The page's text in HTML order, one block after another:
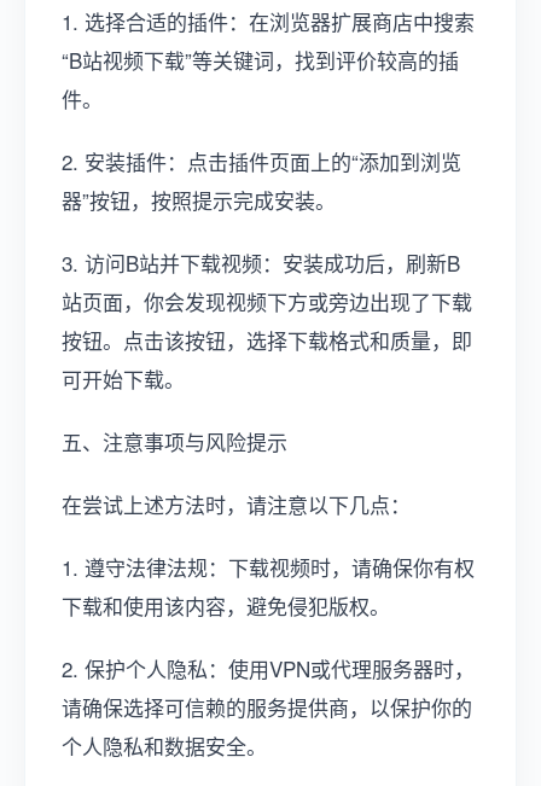
1. 选择合适的插件：在浏览器扩展商店中搜索
“B站视频下载”等关键词，找到评价较高的插
件。
2. 安装插件：点击插件页面上的“添加到浏览
器”按钮，按照提示完成安装。
3. 访问B站并下载视频：安装成功后，刷新B
站页面，你会发现视频下方或旁边出现了下载
按钮。点击该按钮，选择下载格式和质量，即
可开始下载。
五、注意事项与风险提示
在尝试上述方法时，请注意以下几点：
1. 遵守法律法规：下载视频时，请确保你有权
下载和使用该内容，避免侵犯版权。
2. 保护个人隐私：使用VPN或代理服务器时，
请确保选择可信赖的服务提供商，以保护你的
个人隐私和数据安全。